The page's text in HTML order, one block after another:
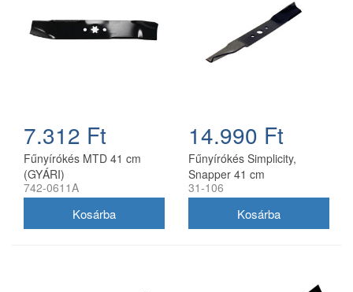
7.312 Ft
Fűnyírókés MTD 41 cm
(GYÁRI)
742-0611A
14.990 Ft
Fűnyírókés Simplicity,
Snapper 41 cm
(1704856SM)
31-106